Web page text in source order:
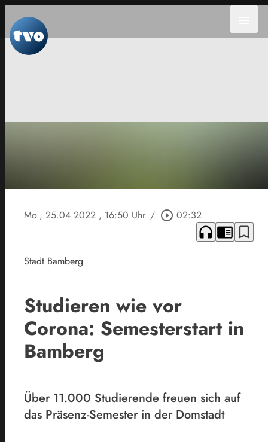
Mo., 25.04.2022 , 16:50 Uhr / play_circle_outline 02:32
headphones chrome_reader_mode bookmark_border
Stadt Bamberg
Studieren wie vor
Corona: Semesterstart in
Bamberg
Über 11.000 Studierende freuen sich auf
das Präsenz-Semester in der Domstadt